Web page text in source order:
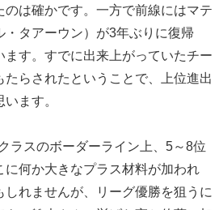
のは確かです。一方で前線にはマテ
タアーウン）が3年ぶりに復帰
ます。すでに出来上がっていたチー
たらされたということで、上位進出
ます。
スのボーダーライン上、5～8位
に何か大きなプラス材料が加われ
しれませんが、リーグ優勝を狙うに